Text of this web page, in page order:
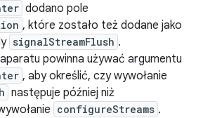
dodano pole
, które zostało też dodane jako
signalStreamFlush .
powinna używać argumentu
, aby określić, czy wywołanie
następuje później niż
configureStreams .